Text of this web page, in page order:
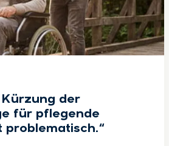
der
für pflegende
problematisch.“